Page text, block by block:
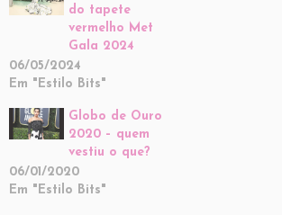
do tapete
vermelho Met
Gala 2024
06/05/2024
Em "Estilo Bits"
Globo de Ouro
2020 – quem
vestiu o que?
06/01/2020
Em "Estilo Bits"